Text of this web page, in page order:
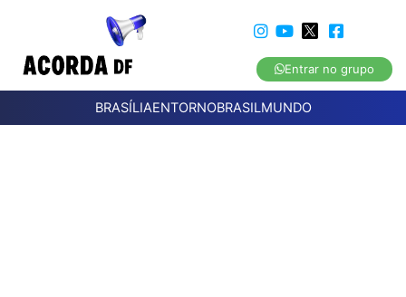
Entrar no grupo
BRASÍLIAENTORNOBRASILMUNDO